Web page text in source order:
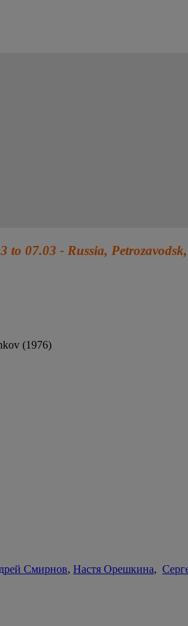
to 07.03 - Russia,
(1976)
Смирнов, Настя Орешкина,